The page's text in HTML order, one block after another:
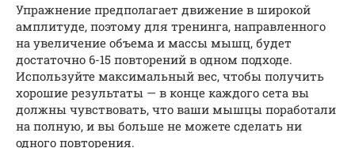
Упражнение предполагает движение в широкой
амплитуде, поэтому для тренинга, направленного
на увеличение объема и массы мышц, будет
достаточно 6-15 повторений в одном подходе.
Используйте максимальный вес, чтобы получить
хорошие результаты — в конце каждого сета вы
должны чувствовать, что ваши мышцы поработали
на полную, и вы больше не можете сделать ни
одного повторения.